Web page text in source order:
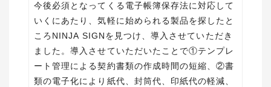
今後必須となってくる電子帳簿保存法に対応して
いくにあたり、気軽に始められる製品を探したと
ころNINJA SIGNを見つけ、導入させていただき
ました。導入させていただいたことで①テンプレ
ート管理による契約書類の作成時間の短縮、②書
類の電子化により紙代、封筒代、印紙代の軽減、